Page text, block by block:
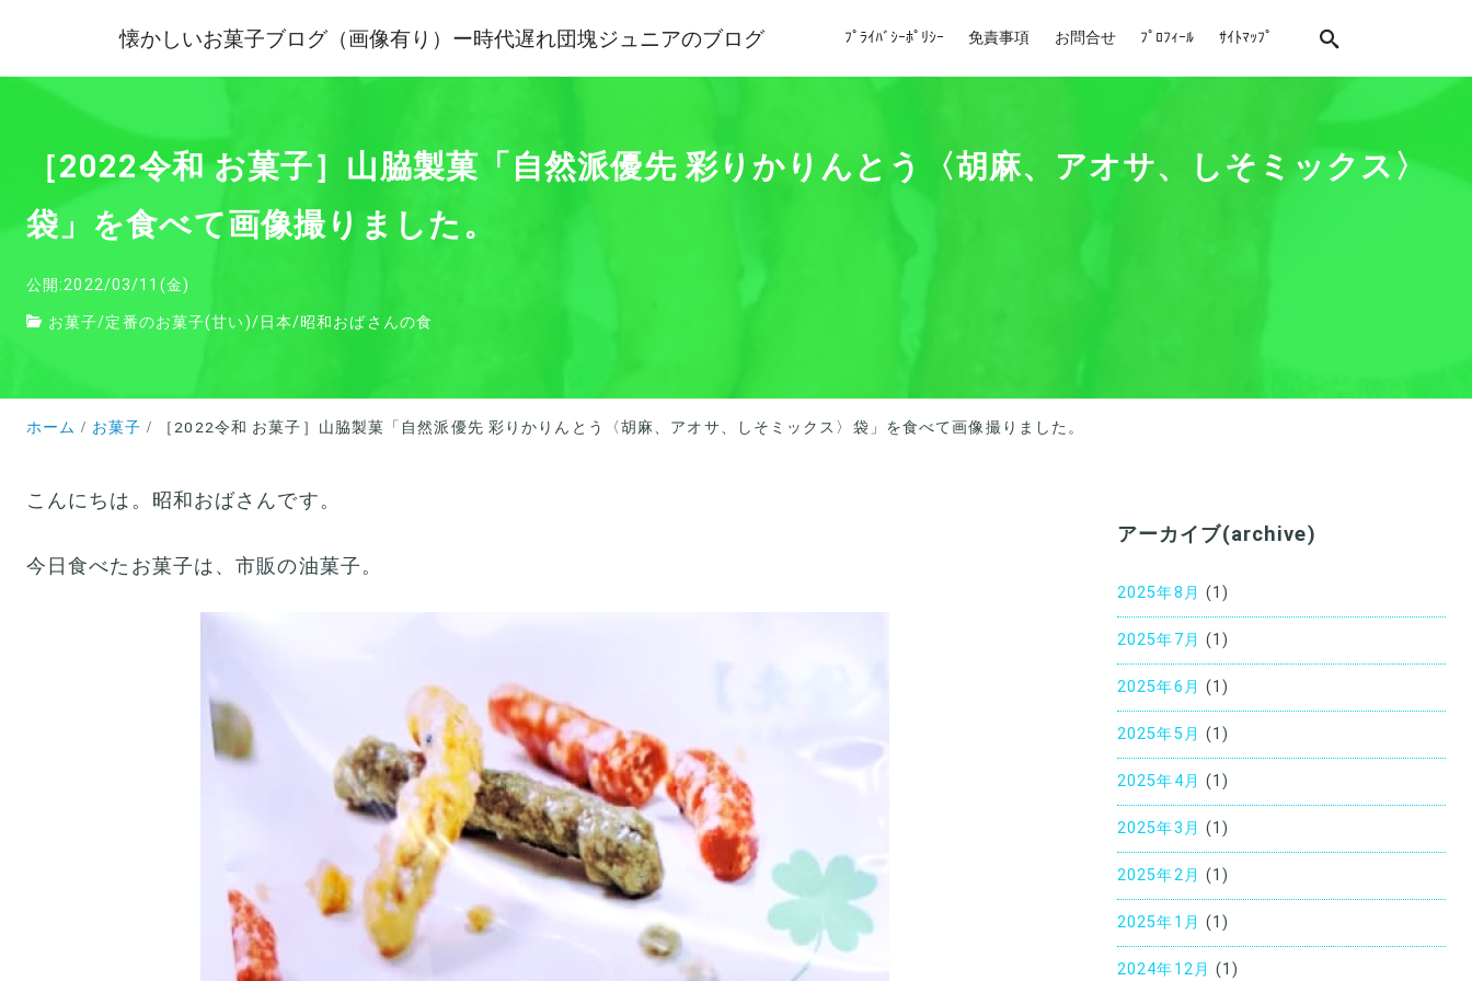
懐かしいお菓子ブログ（画像有り）ー時代遅れ団塊ジュニアのブログ ﾌﾟﾗｲﾊﾞｼｰﾎﾟﾘｼｰ 免責事項 お問合せ ﾌﾟﾛﾌｨｰﾙ ｻｲﾄﾏｯﾌﾟ
［2022令和 お菓子］山脇製菓「自然派優先 彩りかりんとう〈胡麻、アオサ、しそミックス〉
袋」を食べて画像撮りました。
公開:2022/03/11(金)
お菓子/定番のお菓子(甘い)/日本/昭和おばさんの食
ホーム お菓子 ［2022令和 お菓子］山脇製菓「自然派優先 彩りかりんとう〈胡麻、アオサ、しそミックス〉袋」を食べて画像撮りました。
こんにちは。昭和おばさんです。
今日食べたお菓子は、市販の油菓子。
アーカイブ(archive)
2025年8月 (1)
2025年7月 (1)
2025年6月 (1)
2025年5月 (1)
2025年4月 (1)
2025年3月 (1)
2025年2月 (1)
2025年1月 (1)
2024年12月 (1)